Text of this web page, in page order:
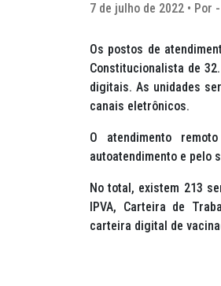
7 de julho de 2022 • Por -
Os postos de
Constitucionalista de
digitais. As unidades
canais eletrônicos.
O atendimento
autoatendimento e pelo
No total, existem 213
IPVA, Carteira de
carteira digital de